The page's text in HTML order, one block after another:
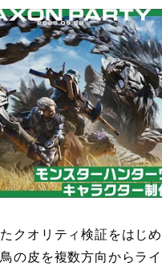
クオリティ検証をはじ
の皮を複数方向からラ